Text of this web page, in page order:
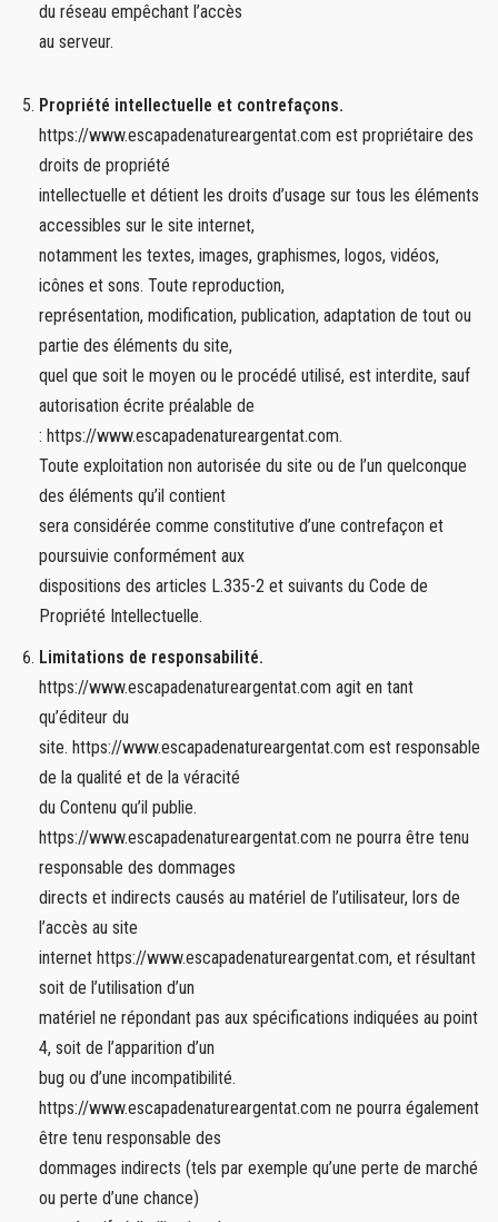
du réseau empêchant l’accès
au serveur.
Propriété intellectuelle et contrefaçons.
https://www.escapadenatureargentat.com est propriétaire des
droits de propriété
intellectuelle et détient les droits d’usage sur tous les éléments
accessibles sur le site internet,
notamment les textes, images, graphismes, logos, vidéos,
icônes et sons. Toute reproduction,
représentation, modification, publication, adaptation de tout ou
partie des éléments du site,
quel que soit le moyen ou le procédé utilisé, est interdite, sauf
autorisation écrite préalable de
: https://www.escapadenatureargentat.com.
Toute exploitation non autorisée du site ou de l’un quelconque
des éléments qu’il contient
sera considérée comme constitutive d’une contrefaçon et
poursuivie conformément aux
dispositions des articles L.335-2 et suivants du Code de
Propriété Intellectuelle.
Limitations de responsabilité.
https://www.escapadenatureargentat.com agit en tant
qu’éditeur du
site. https://www.escapadenatureargentat.com est responsable
de la qualité et de la véracité
du Contenu qu’il publie.
https://www.escapadenatureargentat.com ne pourra être tenu
responsable des dommages
directs et indirects causés au matériel de l’utilisateur, lors de
l’accès au site
internet https://www.escapadenatureargentat.com, et résultant
soit de l’utilisation d’un
matériel ne répondant pas aux spécifications indiquées au point
4, soit de l’apparition d’un
bug ou d’une incompatibilité.
https://www.escapadenatureargentat.com ne pourra également
être tenu responsable des
dommages indirects (tels par exemple qu’une perte de marché
ou perte d’une chance)